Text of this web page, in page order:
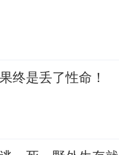
终是丢了性命！